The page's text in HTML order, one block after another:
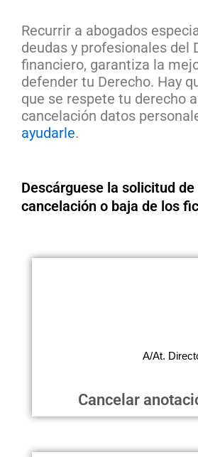
Recurrir a abogados
deudas y profesionales del
financiero, garantiza la
defender tu Derecho. Hay
que se respete tu derecho
cancelación datos
ayudarle.
Descárguese la solicitud
cancelación o baja de los
Cancelar